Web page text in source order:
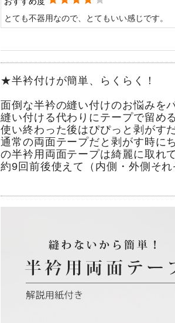
とても不器用なので、とてもいい感じです。
★半衿付けが簡単、らくらく！
面倒な半衿の縫い付けのお悩みを
縫い付ける代わりにテープで留め
使い終わった後はぴぴっと剥がすだ
通常の両面テープだと剥がす時に
の半衿用両面テープは綺麗に取れ
約9回前後使えて（内側・外側そ